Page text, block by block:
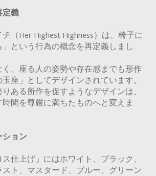
定義
（Her Highest Highness）は、椅子に
という行為の概念を再定義しまし
、座る人の姿勢や存在感までも形作
座」としてデザインされています。
ある所作を促すようなデザインは、
間を尊厳に満ちたものへと変えま
ション
仕上げ」にはホワイト、ブラック、
ト、マスタード、ブルー、グリーン